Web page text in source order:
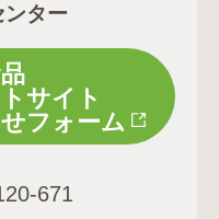
ンター
サイト
フォーム
671